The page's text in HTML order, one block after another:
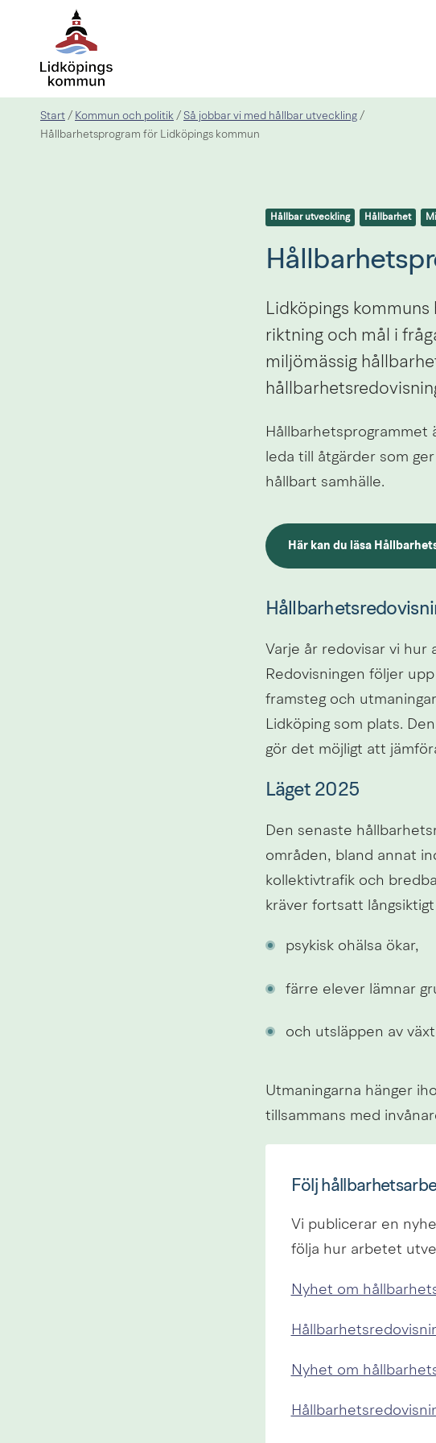
Start / Kommun och politik / Så jobbar vi med hållbar utveckling /
Hållbarhetsprogram för Lidköpings kommun
Hållbar utveckling Hållbarhet
Lidköpings
riktning och mål i
miljömässig
Hållbarhetsprogrammet
leda till åtgärder som
hållbart samhälle.
Här kan du läsa
pdf, 12.2 MB.
Varje år redovisar vi hur
Redovisningen följer
framsteg och
Lidköping som plats.
gör det möjligt att
Läget 2025
Den senaste
områden, bland annat
kollektivtrafik och
kräver fortsatt
psykisk ohälsa ökar,
färre elever lämnar
och utsläppen av
Utmaningarna hänger
tillsammans med
Följ
Vi publicerar en
följa hur arbetet
Nyhet om
Nyhet om